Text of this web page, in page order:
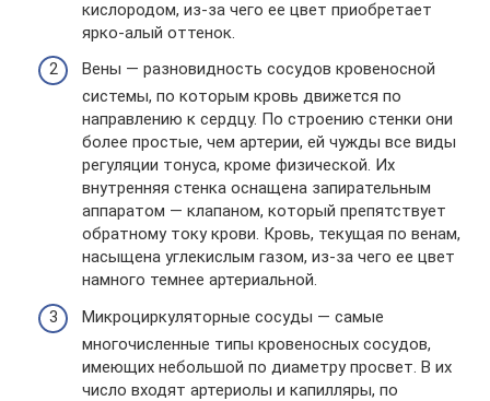
кислородом, из-за чего ее цвет приобретает
ярко-алый оттенок.
Вены — разновидность сосудов кровеносной
системы, по которым кровь движется по
направлению к сердцу. По строению стенки они
более простые, чем артерии, ей чужды все виды
регуляции тонуса, кроме физической. Их
внутренняя стенка оснащена запирательным
аппаратом — клапаном, который препятствует
обратному току крови. Кровь, текущая по венам,
насыщена углекислым газом, из-за чего ее цвет
намного темнее артериальной.
Микроциркуляторные сосуды — самые
многочисленные типы кровеносных сосудов,
имеющих небольшой по диаметру просвет. В их
число входят артериолы и капилляры, по